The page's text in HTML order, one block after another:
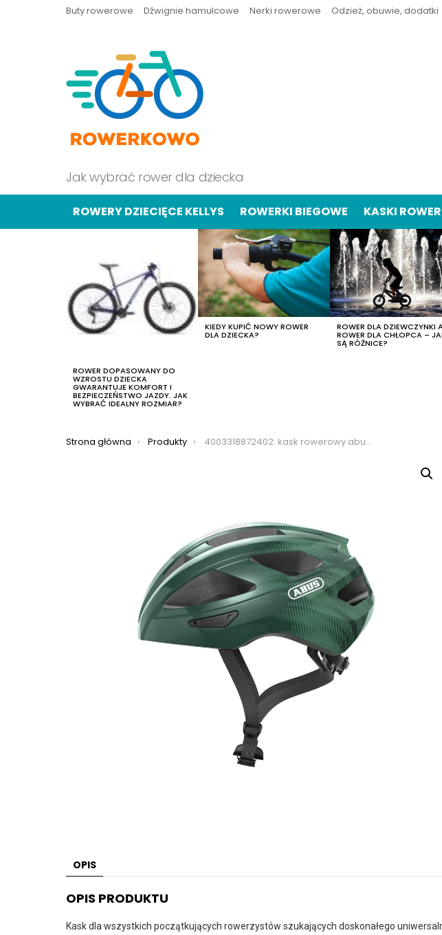
Buty rowerowe Dźwignie hamulcowe Nerki rowerowe Odzież, obuwie, dodatki
Jak wybrać rower dla dziecka
ROWERY DZIECIĘCE KELLYS ROWERKI BIEGOWE KASKI
ROWER DOPASOWANY DO
WZROSTU DZIECKA
GWARANTUJE KOMFORT I
BEZPIECZEŃSTWO JAZDY. JAK
WYBRAĆ IDEALNY ROZMIAR?
KIEDY KUPIĆ NOWY ROWER
DLA DZIECKA?
ROWER DLA DZIEWCZYNKI
ROWER DLA CHŁOPCA –
SĄ RÓŻNICE?
Jesteś tutaj:
Strona główna Produkty 4003318872402: kask rowerowy abus macator, kolor zielony, rozmiar m
OPIS
OPIS PRODUKTU
Kask dla wszystkich początkujących rowerzystów szukających doskonałego